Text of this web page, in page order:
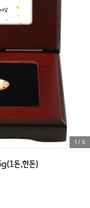
1 / 5
돈,한돈)